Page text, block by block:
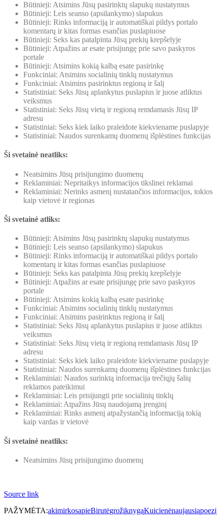
Būtinieji: Atsimins Jūsų pasirinktų slapukų nustatymus
Būtinieji: Leis seanso (apsilankymo) slapukus
Būtinieji: Rinks informaciją ir automatiškai pildys portalo
komentarų ir kitas formas esančias puslapiuose
Būtinieji: Seks kas patalpinta Jūsų prekių krepšelyje
Būtinieji: Atpažins ar esate prisijungę prie savo paskyros
portale
Būtinieji: Atsimins kokią kalbą esate pasirinkę
Funkciniai: Atsimins socialinių tinklų nustatymus
Funkciniai: Atsimins pasirinktus regioną ir šalį
Statistiniai: Seks Jūsų aplankytus puslapius ir juose atliktus
veiksmus
Statistiniai: Seks Jūsų vietą ir regioną remdamasis Jūsų IP
adresu
Statistiniai: Seks kiek laiko praleidote kiekviename puslapyje
Statistiniai: Naudos surenkamų duomenų išplėstines funkcijas
Ši svetainė neatliks:
Neatsimins Jūsų prisijungimo duomenų
Reklaminiai: Nepritaikys informacijos tikslinei reklamai
Reklaminiai: Nerinks asmenį nustatančios informacijos, tokios
kaip vietovė ir regionas
Ši svetainė atliks:
Būtinieji: Atsimins Jūsų pasirinktų slapukų nustatymus
Būtinieji: Leis seanso (apsilankymo) slapukus
Būtinieji: Rinks informaciją ir automatiškai pildys portalo
komentarų ir kitas formas esančias puslapiuose
Būtinieji: Seks kas patalpinta Jūsų prekių krepšelyje
Būtinieji: Atpažins ar esate prisijungę prie savo paskyros
portale
Būtinieji: Atsimins kokią kalbą esate pasirinkę
Funkciniai: Atsimins socialinių tinklų nustatymus
Funkciniai: Atsimins pasirinktus regioną ir šalį
Statistiniai: Seks Jūsų aplankytus puslapius ir juose atliktus
veiksmus
Statistiniai: Seks Jūsų vietą ir regioną remdamasis Jūsų IP
adresu
Statistiniai: Seks kiek laiko praleidote kiekviename puslapyje
Statistiniai: Naudos surenkamų duomenų išplėstines funkcijas
Reklaminiai: Naudos surinktą informacija trečiųjų šalių
reklamos pateikimui
Reklaminiai: Leis prisijungti prie socialinių tinklų
Reklaminiai: Atpažins Jūsų naudojamą įrenginį
Reklaminiai: Rinks asmenį atpažystančią informaciją tokią
kaip vardas ir vietovė
Ši svetainė neatliks:
Neatsimins Jūsų prisijungimo duomenų
Source link
PAŽYMĖTA:akimirkosapieBirutėgrožįknygąKuicienėnaujausią